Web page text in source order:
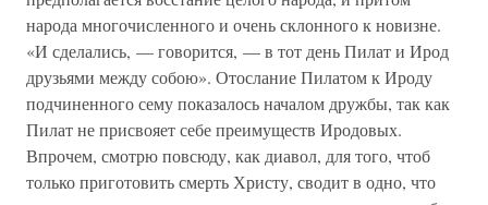
народа многочисленного и очень склонного к новизне.
«И сделались, — говорится, — в тот день Пилат и Ирод
друзьями между собою». Отослание Пилатом к Ироду
подчиненного сему показалось началом дружбы, так как
Пилат не присвояет себе преимуществ Иродовых.
Впрочем, смотрю повсюду, как диавол, для того, чтоб
только приготовить смерть Христу, сводит в одно, что